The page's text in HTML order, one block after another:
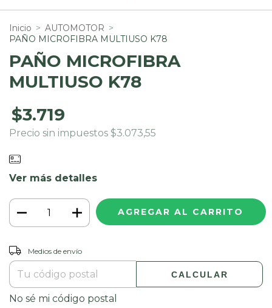
Inicio > AUTOMOTOR >
PAÑO MICROFIBRA MULTIUSO K78
PAÑO MICROFIBRA
MULTIUSO K78
$3.719
Precio sin impuestos $3.073,55
Ver más detalles
Entregas para el CP:
Medios de envío
CALCULAR
No sé mi código postal